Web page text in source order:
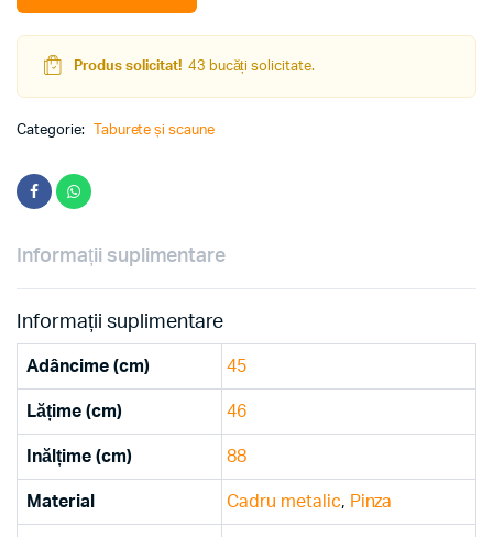
Produs solicitat! 43 bucăți solicitate.
Categorie: Taburete și scaune
Informații suplimentare
Informații suplimentare
Adâncime (cm) 45
Lățime (cm) 46
Inălțime (cm) 88
Material Cadru metalic, Pinza